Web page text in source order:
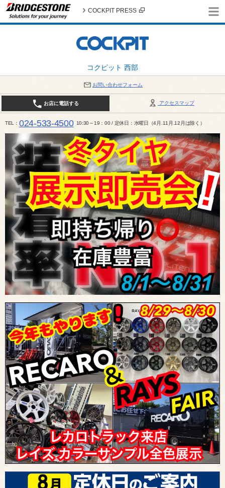
コクピット 西部
COCKPIT PRESS
お問い合わせフォーム
アクセスマップ
お店に電話する
TEL 024-533-4500 10:30～19：00 / 定休日：水曜日（4月.11月.12月